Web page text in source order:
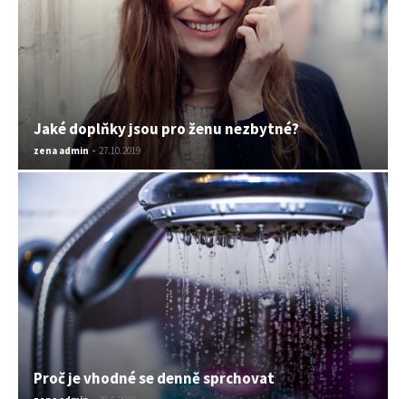
Jaké doplňky jsou pro ženu nezbytné?
zena admin - 27.10.2019
Proč je vhodné se denně sprchovat